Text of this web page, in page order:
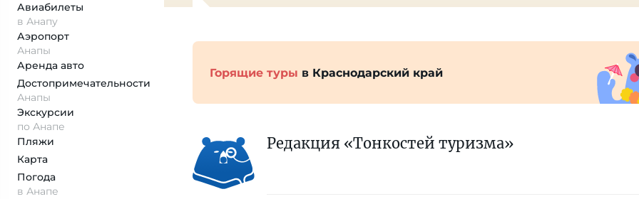
Авиабилеты
в Анапу
Аэропорт
Анапы
Аренда авто
Достопримеча­тельности
Анапы
Экскурсии
по Анапе
Пляжи
Карта
Погода
в Анапе
Горящие туры в Краснодарский край
Редакция «Тонкостей туризма»